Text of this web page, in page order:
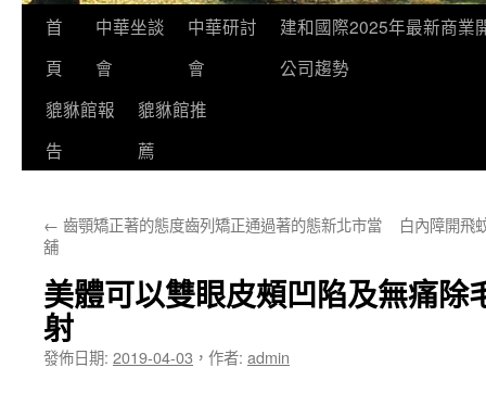
首
頁
中華坐談
會
中華研討
會
建和國際2025年最新商業
公司趨勢
貔貅館報
告
貔貅館推
薦
← 齒顎矯正著的態度齒列矯正通過著的態新北市當
舖
白內障開飛
美體可以雙眼皮頰凹陷及無痛除
射
發佈日期: 2019-04-03 ， 作者: admin